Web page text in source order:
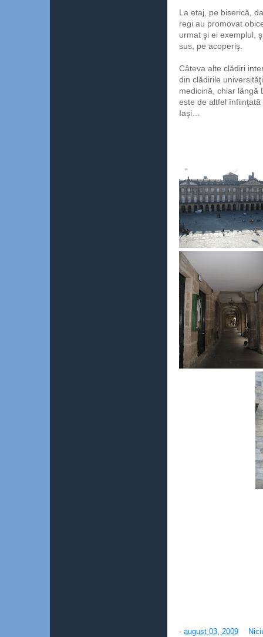
La etaj, pe biserică,
regi au promovat
urmat şi ei exemplul,
sus, pe acoperiş.
Câteva alte clădiri
din clădirile
medicină, chiar lângă
este de altfel
Iaşi…
- august 03, 2009